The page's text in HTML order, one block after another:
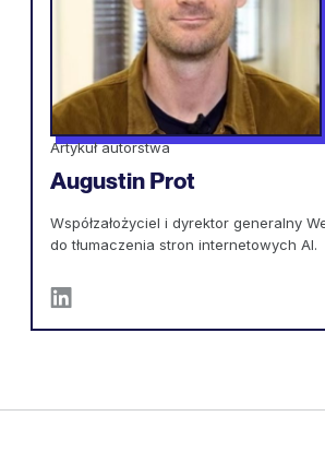
Artykuł autorstwa
Augustin Prot
Współzałożyciel i dyrektor generalny
do tłumaczenia stron internetowych AI.